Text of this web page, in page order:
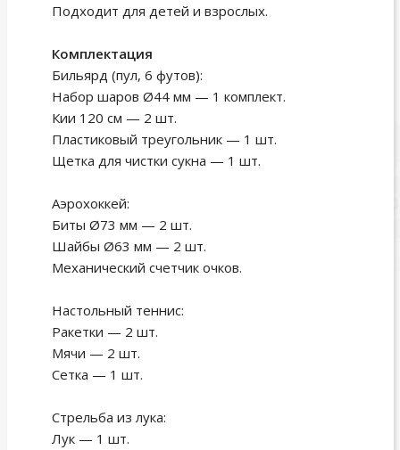
Подходит для детей и взрослых.
Комплектация
Бильярд (пул, 6 футов):
Набор шаров Ø44 мм — 1 комплект.
Кии 120 см — 2 шт.
Пластиковый треугольник — 1 шт.
Щетка для чистки сукна — 1 шт.
Аэрохоккей:
Биты Ø73 мм — 2 шт.
Шайбы Ø63 мм — 2 шт.
Механический счетчик очков.
Настольный теннис:
Ракетки — 2 шт.
Мячи — 2 шт.
Сетка — 1 шт.
Стрельба из лука:
Лук — 1 шт.